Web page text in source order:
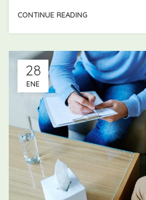
CONTINUE READING
28
ENE